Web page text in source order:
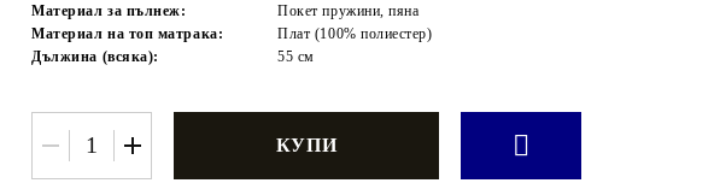
Материал за пълнеж:
Покет пружини, пяна
Материал на топ матрака:
Плат (100% полиестер)
Дължина (всяка):
55 см